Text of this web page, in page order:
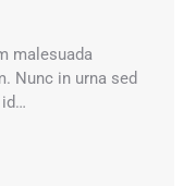
malesuada
Nunc in urna sed